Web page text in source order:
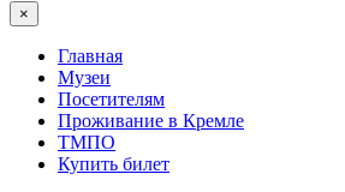
×
Главная
Музеи
Посетителям
Проживание в Кремле
ТМПО
Купить билет